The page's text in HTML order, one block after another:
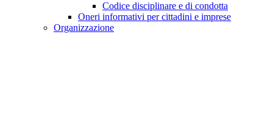
Codice disciplinare e di condotta
Oneri informativi per cittadini e imprese
Organizzazione